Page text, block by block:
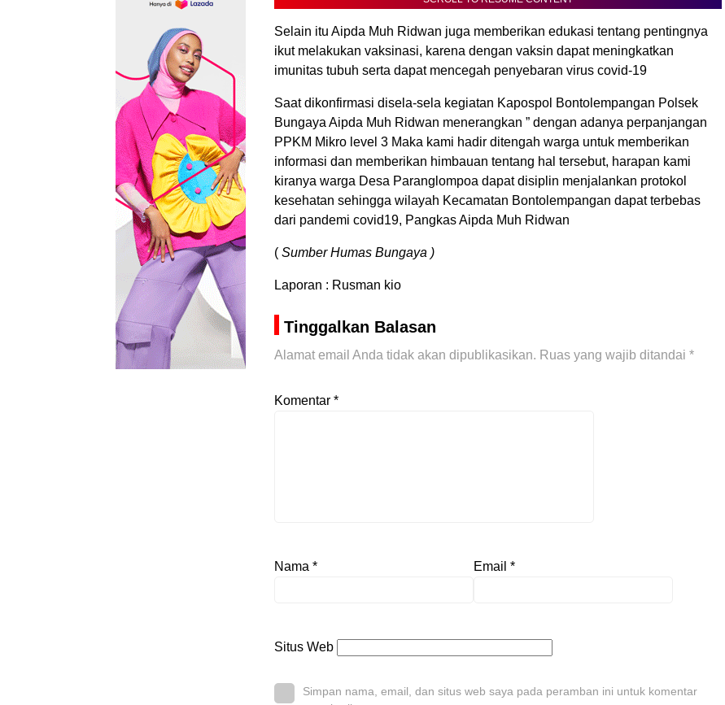
Selain itu Aipda Muh Ridwan juga memberikan edukasi tentang pentingnya
ikut melakukan vaksinasi, karena dengan vaksin dapat meningkatkan
imunitas tubuh serta dapat mencegah penyebaran virus covid-19
Saat dikonfirmasi disela-sela kegiatan Kapospol Bontolempangan Polsek
Bungaya Aipda Muh Ridwan menerangkan ” dengan adanya perpanjangan
PPKM Mikro level 3 Maka kami hadir ditengah warga untuk memberikan
informasi dan memberikan himbauan tentang hal tersebut, harapan kami
kiranya warga Desa Paranglompoa dapat disiplin menjalankan protokol
kesehatan sehingga wilayah Kecamatan Bontolempangan dapat terbebas
dari pandemi covid19, Pangkas Aipda Muh Ridwan
( Sumber Humas Bungaya )
Laporan : Rusman kio
Tinggalkan Balasan
Alamat email Anda tidak akan dipublikasikan. Ruas yang wajib ditandai *
Komentar *
Nama * Email *
Situs Web
Simpan nama, email, dan situs web saya pada peramban ini untuk komentar